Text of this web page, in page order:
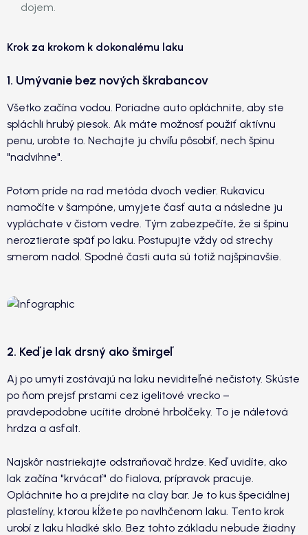
dojem.
Krok za krokom k dokonalému laku
1. Umývanie bez nových škrabancov
Všetko začína vodou. Poriadne auto opláchnite, aby ste
spláchli hrubý piesok. Ak máte možnosť použiť aktívnu
penu, urobte to. Nechajte ju chvíľu pôsobiť, nech špinu
"nadvihne".
Potom príde na rad metóda dvoch vedier. Rukavicu
namočíte v šampóne, umyjete časť auta a následne ju
vypláchate v čistom vedre. Tým zabezpečíte, že si špinu
neroztierate späť po laku. Postupujte vždy od strechy
smerom nadol. Spodné časti auta sú totiž najšpinavšie.
2. Keď je lak drsný ako šmirgeľ
Aj po umytí zostávajú na laku neviditeľné nečistoty. Skúste
po ňom prejsť prstami cez igelitové vrecko –
pravdepodobne ucítite drobné hrbolčeky. To je náletová
hrdza a asfalt.
Najskôr nastriekajte odstraňovač hrdze. Keď uvidíte, ako
lak začína "krvácať" do fialova, prípravok pracuje.
Opláchnite ho a prejdite na clay bar. Je to kus špeciálnej
plastelíny, ktorou kĺžete po navlhčenom laku. Tento krok
urobí z laku hladké sklo. Bez tohto základu nebude žiadny